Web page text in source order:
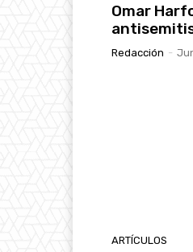
Omar
Redacción -
ARTÍCULOS